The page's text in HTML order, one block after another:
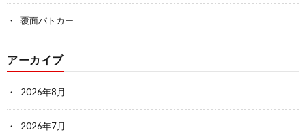
覆面パトカー
アーカイブ
2026年8月
2026年7月